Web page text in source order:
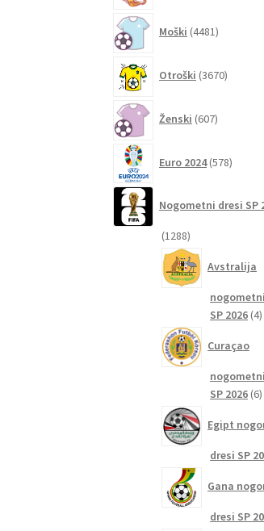
Moški 4481izdelkov
Otroški 3670izdelkov
Ženski 607izdelkov
Euro 2024 578izdelkov
Nogometni dresi SP
12881288
izdelkov
Avstralija
SP 2026 44
Curaçao
SP 2026 66
Egipt
dresi SP
Gana
dresi SP